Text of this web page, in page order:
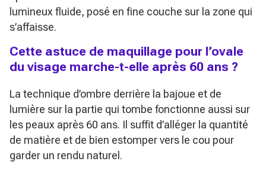
lumineux fluide, posé en fine couche sur la zone qui
s’affaisse.
Cette astuce de maquillage pour l’ovale
du visage marche-t-elle après 60 ans ?
La technique d’ombre derrière la bajoue et de
lumière sur la partie qui tombe fonctionne aussi sur
les peaux après 60 ans. Il suffit d’alléger la quantité
de matière et de bien estomper vers le cou pour
garder un rendu naturel.